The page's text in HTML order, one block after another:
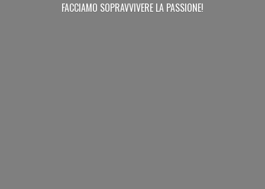
FACCIAMO SOPRAVVIVERE LA PASSIONE!